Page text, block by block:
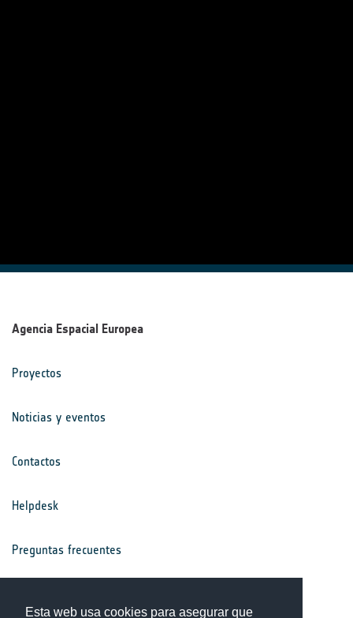
Esta web usa cookies para asegurar que
Agencia Espacial Europea
Proyectos
Noticias y eventos
Contactos
Helpdesk
Preguntas frecuentes